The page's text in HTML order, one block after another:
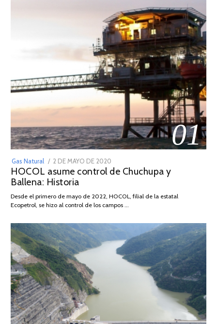
01
Gas Natural
POSTED
ON
2 DE MAYO DE 2020
DE
2026
HOCOL asume control de Chuchupa y
Ballena: Historia
Desde el primero de mayo de 2022, HOCOL, filial de la estatal
Ecopetrol, se hizo al control de los campos …